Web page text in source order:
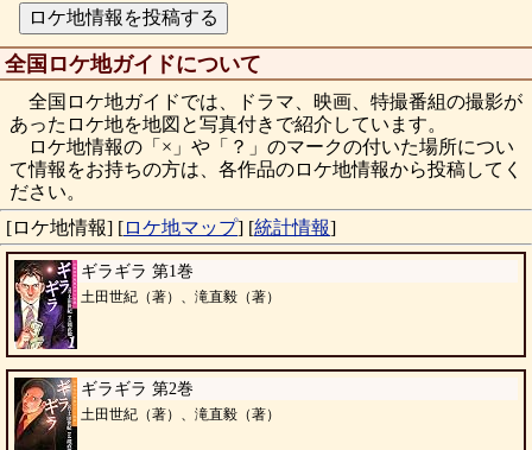
全国ロケ地ガイドについて
全国ロケ地ガイドでは、ドラマ、映画、特撮番組の撮影が
あったロケ地を地図と写真付きで紹介しています。
ロケ地情報の「×」や「？」のマークの付いた場所につい
て情報をお持ちの方は、各作品のロケ地情報から投稿してく
ださい。
[ロケ地情報] [ロケ地マップ] [統計情報]
ギラギラ 第1巻
土田世紀（著）、滝直毅（著）
ギラギラ 第2巻
土田世紀（著）、滝直毅（著）